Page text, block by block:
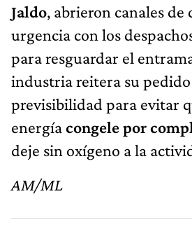
Jaldo, abrieron canales de
urgencia con los
para resguardar el
industria reitera su
previsibilidad para evitar
energíacongele por
deje sin oxígeno a la
AM/ML